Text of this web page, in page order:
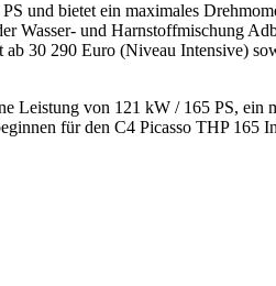
und bietet ein maximales
Wasser- und Harnstoffmischung
30 290 Euro (Niveau Intensive)
Leistung von 121 kW / 165 PS,
für den C4 Picasso THP